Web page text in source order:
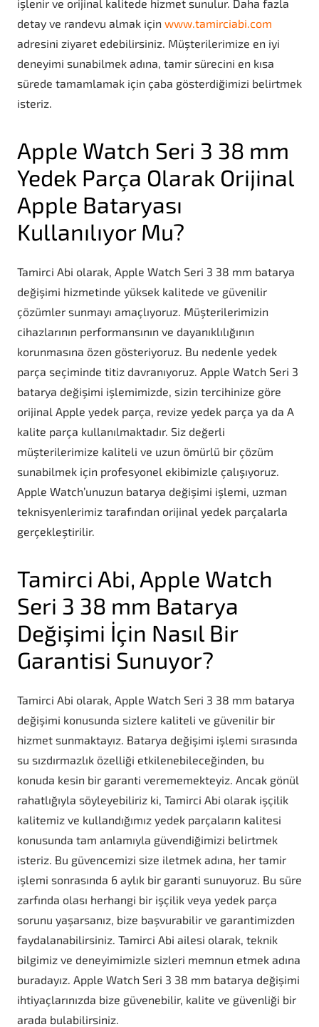
işlenir ve orijinal kalitede hizmet sunulur. Daha fazla
detay ve randevu almak için www.tamirciabi.com
adresini ziyaret edebilirsiniz. Müşterilerimize en iyi
deneyimi sunabilmek adına, tamir sürecini en kısa
sürede tamamlamak için çaba gösterdiğimizi belirtmek
isteriz.
Apple Watch Seri 3 38 mm
Yedek Parça Olarak Orijinal
Apple Bataryası
Kullanılıyor Mu?
Tamirci Abi olarak, Apple Watch Seri 3 38 mm batarya
değişimi hizmetinde yüksek kalitede ve güvenilir
çözümler sunmayı amaçlıyoruz. Müşterilerimizin
cihazlarının performansının ve dayanıklılığının
korunmasına özen gösteriyoruz. Bu nedenle yedek
parça seçiminde titiz davranıyoruz. Apple Watch Seri 3
batarya değişimi işlemimizde, sizin tercihinize göre
orijinal Apple yedek parça, revize yedek parça ya da A
kalite parça kullanılmaktadır. Siz değerli
müşterilerimize kaliteli ve uzun ömürlü bir çözüm
sunabilmek için profesyonel ekibimizle çalışıyoruz.
Apple Watch’unuzun batarya değişimi işlemi, uzman
teknisyenlerimiz tarafından orijinal yedek parçalarla
gerçekleştirilir.
Tamirci Abi, Apple Watch
Seri 3 38 mm Batarya
Değişimi İçin Nasıl Bir
Garantisi Sunuyor?
Tamirci Abi olarak, Apple Watch Seri 3 38 mm batarya
değişimi konusunda sizlere kaliteli ve güvenilir bir
hizmet sunmaktayız. Batarya değişimi işlemi sırasında
su sızdırmazlık özelliği etkilenebileceğinden, bu
konuda kesin bir garanti verememekteyiz. Ancak gönül
rahatlığıyla söyleyebiliriz ki, Tamirci Abi olarak işçilik
kalitemiz ve kullandığımız yedek parçaların kalitesi
konusunda tam anlamıyla güvendiğimizi belirtmek
isteriz. Bu güvencemizi size iletmek adına, her tamir
işlemi sonrasında 6 aylık bir garanti sunuyoruz. Bu süre
zarfında olası herhangi bir işçilik veya yedek parça
sorunu yaşarsanız, bize başvurabilir ve garantimizden
faydalanabilirsiniz. Tamirci Abi ailesi olarak, teknik
bilgimiz ve deneyimimizle sizleri memnun etmek adına
buradayız. Apple Watch Seri 3 38 mm batarya değişimi
ihtiyaçlarınızda bize güvenebilir, kalite ve güvenliği bir
arada bulabilirsiniz.